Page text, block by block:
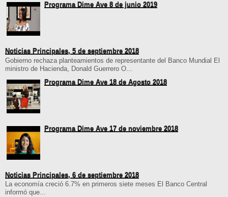
Programa Dime Ave 8 de junio 2019
Noticias Principales, 5 de septiembre 2018
Gobierno rechaza planteamientos de representante del Banco Mundial El
ministro de Hacienda, Donald Guerrero O...
Programa Dime Ave 18 de Agosto 2018
Programa Dime Ave 17 de noviembre 2018
Noticias Principales, 6 de septiembre 2018
La economía creció 6.7% en primeros siete meses El Banco Central
informó que...